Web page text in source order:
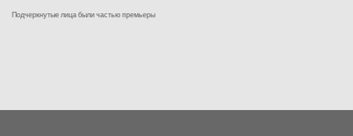
Подчеркнутые лица были частью премьеры